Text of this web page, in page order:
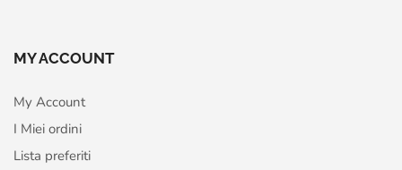
MY ACCOUNT
My Account
I Miei ordini
Lista preferiti